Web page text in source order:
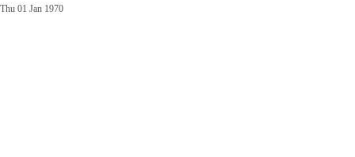
Thu 01 Jan 1970